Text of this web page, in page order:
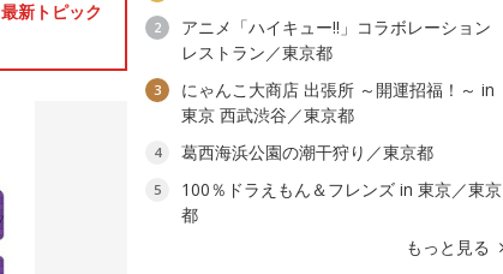
新トピック
2
アニメ「ハイキュー!!」コラボレーション
レストラン／東京都
3
にゃんこ大商店 出張所 ～開運招福！～ in
東京 西武渋谷／東京都
4 葛西海浜公園の潮干狩り／東京都
5
100％ドラえもん＆フレンズ in 東京／東京
都
もっと見る